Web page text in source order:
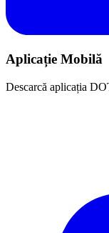
Aplicație Mobilă
Descarcă aplicația